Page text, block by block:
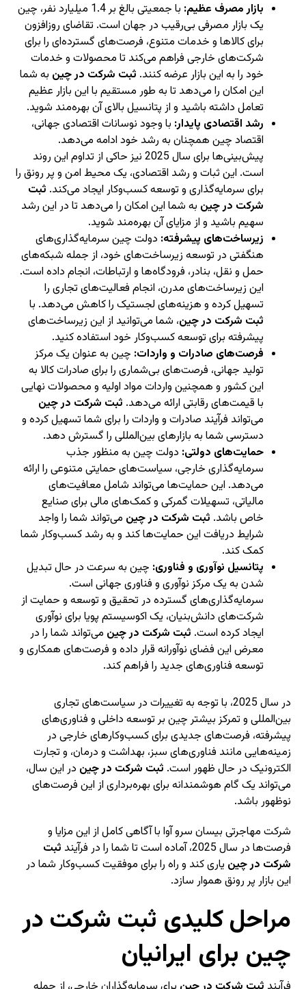
بازار مصرف عظیم:
با جمعیتی بالغ بر 1.4 میلیارد نفر، چین
یک بازار مصرفی بی‌رقیب در جهان است. تقاضای روزافزون
برای کالاها و خدمات متنوع، فرصت‌های گسترده‌ای را برای
شرکت‌های خارجی فراهم می‌کند تا محصولات و خدمات
خود را به این بازار عرضه کنند. ثبت شرکت در چین به شما
این امکان را می‌دهد تا به طور مستقیم با این بازار عظیم
تعامل داشته باشید و از پتانسیل بالای آن بهره‌مند شوید.
رشد اقتصادی پایدار: با وجود نوسانات اقتصادی جهانی،
اقتصاد چین همچنان به رشد خود ادامه می‌دهد.
پیش‌بینی‌ها برای سال 2025 نیز حاکی از تداوم این روند
است. این ثبات و رشد اقتصادی، یک محیط امن و پر رونق را
برای سرمایه‌گذاری و توسعه کسب‌وکار ایجاد می‌کند. ثبت
شرکت در چین به شما این امکان را می‌دهد تا در این رشد
سهیم باشید و از مزایای آن بهره‌مند شوید.
زیرساخت‌های پیشرفته: دولت چین سرمایه‌گذاری‌های
هنگفتی در توسعه زیرساخت‌های خود، از جمله شبکه‌های
حمل و نقل، بنادر، فرودگاه‌ها و ارتباطات، انجام داده است.
این زیرساخت‌های مدرن، انجام فعالیت‌های تجاری را
تسهیل کرده و هزینه‌های لجستیک را کاهش می‌دهد. با
ثبت شرکت در چین، شما می‌توانید از این زیرساخت‌های
پیشرفته برای توسعه کسب‌وکار خود استفاده کنید.
فرصت‌های صادرات و واردات: چین به عنوان یک مرکز
تولید جهانی، فرصت‌های بی‌شماری را برای صادرات کالا به
این کشور و همچنین واردات مواد اولیه و محصولات نهایی
با قیمت‌های رقابتی ارائه می‌دهد. ثبت شرکت در چین
می‌تواند فرآیند صادرات و واردات را برای شما تسهیل کرده و
دسترسی شما به بازارهای بین‌المللی را گسترش دهد.
حمایت‌های دولتی: دولت چین به منظور جذب
سرمایه‌گذاری خارجی، سیاست‌های حمایتی متنوعی را ارائه
می‌دهد. این حمایت‌ها می‌تواند شامل معافیت‌های
مالیاتی، تسهیلات گمرکی و کمک‌های مالی برای صنایع
خاص باشد. ثبت شرکت در چین می‌تواند شما را واجد
شرایط دریافت این حمایت‌ها کند و به رشد کسب‌وکار شما
کمک کند.
پتانسیل نوآوری و فناوری: چین به سرعت در حال تبدیل
شدن به یک مرکز نوآوری و فناوری جهانی است.
سرمایه‌گذاری‌های گسترده در تحقیق و توسعه و حمایت از
شرکت‌های دانش‌بنیان، یک اکوسیستم پویا برای نوآوری
ایجاد کرده است. ثبت شرکت در چین می‌تواند شما را در
معرض این فضای نوآورانه قرار داده و فرصت‌های همکاری و
توسعه فناوری‌های جدید را فراهم کند.
در سال 2025، با توجه به تغییرات در سیاست‌های تجاری
بین‌المللی و تمرکز بیشتر چین بر توسعه داخلی و فناوری‌های
پیشرفته، فرصت‌های جدیدی برای کسب‌وکارهای خارجی در
زمینه‌هایی مانند فناوری‌های سبز، بهداشت و درمان، و تجارت
الکترونیک در حال ظهور است. ثبت شرکت در چین در این سال،
می‌تواند یک گام هوشمندانه برای بهره‌برداری از این فرصت‌های
نوظهور باشد.
شرکت مهاجرتی بیسان سرو آوا با آگاهی کامل از این مزایا و
فرصت‌ها در سال 2025، آماده است تا شما را در فرآیند
ثبت
شرکت در چین یاری کند و راه را برای موفقیت کسب‌وکار شما در
این بازار پر رونق هموار سازد.
مراحل کلیدی ثبت شرکت در
چین برای ایرانیان